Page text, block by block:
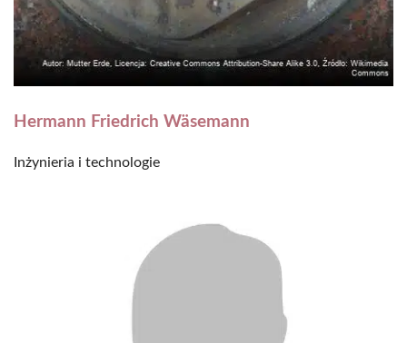
Hermann Friedrich Wäsemann
Inżynieria i technologie